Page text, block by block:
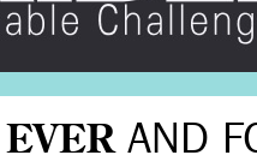
EVERAND